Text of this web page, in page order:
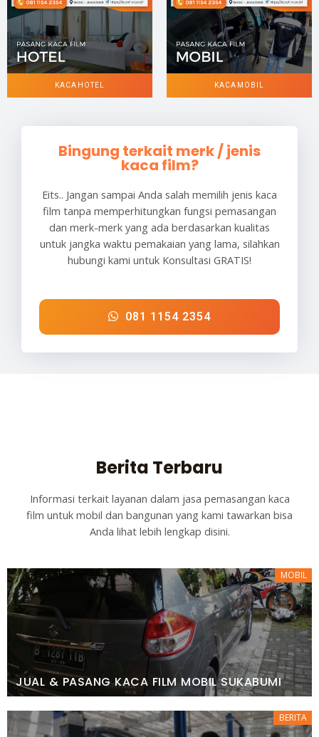
KACA HOTEL KACA MOBIL
Bingung terkait merk / jenis
kaca film?
Eits.. Jangan sampai Anda salah memilih jenis kaca
film tanpa memperhitungkan fungsi pemasangan
dan merk-merk yang ada berdasarkan kualitas
untuk jangka waktu pemakaian yang lama, silahkan
hubungi kami untuk Konsultasi GRATIS!
081 1154 2354
Berita Terbaru
Informasi terkait layanan dalam jasa pemasangan kaca
film untuk mobil dan bangunan yang kami tawarkan bisa
Anda lihat lebih lengkap disini.
MOBIL
JUAL & PASANG KACA FILM MOBIL SUKABUMI
BERITA